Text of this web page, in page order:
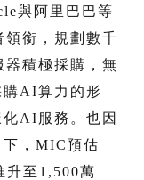
與阿里巴巴等
銜，規劃數千
積極採購，無
購AI算力的形
AI服務。也因
，MIC預估
升至1,500萬